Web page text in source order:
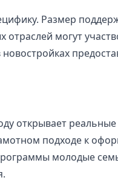
Размер
могут
открывает
подходе к
молодые